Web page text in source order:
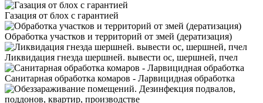
Газация от блох с гарантией
Обработка участков и территорий от змей (дератизация)
Ликвидация гнезда шершней. вывести ос, шершней, пчел
Санитарная обработка комаров - Ларвицидная обработка